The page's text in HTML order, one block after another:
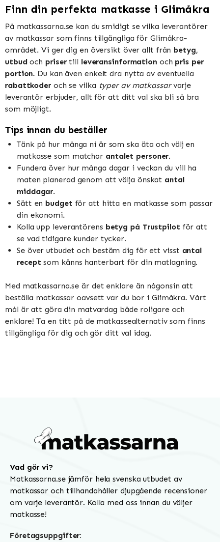
Finn din perfekta matkasse i Glimåkra
På matkassarna.se kan du smidigt se vilka leverantörer
av matkassar som finns tillgängliga för Glimåkra-
området. Vi ger dig en översikt över allt från betyg,
utbudoch prisertill leveransinformationoch pris per
portion. Du kan även enkelt dra nytta av eventuella
rabattkoderoch se vilka typer av matkassarvarje
leverantör erbjuder, allt för att ditt val ska bli så bra
som möjligt.
Tips innan du beställer
Tänk på hur många ni är som ska äta och välj en
matkasse som matchar antalet personer.
Fundera över hur många dagar i veckan du vill ha
maten planerad genom att välja önskat antal
middagar.
Sätt en budget för att hitta en matkasse som passar
din ekonomi.
Kolla upp leverantörens betyg på Trustpilot för att
se vad tidigare kunder tycker.
Se över utbudet och bestäm dig för ett visst antal
recept som känns hanterbart för din matlagning.
Med matkassarna.se är det enklare än någonsin att
beställa matkassar oavsett var du bor i Glimåkra. Vårt
mål är att göra din matvardag både roligare och
enklare! Ta en titt på de matkassealternativ som finns
tillgängliga för dig och gör ditt val idag.
Vad gör vi?
Matkassarna.se jämför hela svenska utbudet av
matkassar och tillhandahåller djupgående recensioner
om varje leverantör. Kolla med oss innan du väljer
matkasse!
Företagsuppgifter: